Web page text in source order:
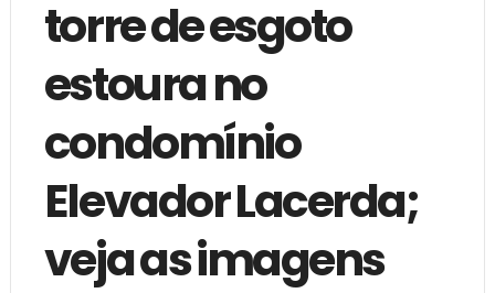
torre de esgoto
estoura no
condomínio
Elevador Lacerda;
veja as imagens